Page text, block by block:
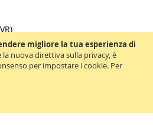
migliore la tua esperienza di
la nuova direttiva sulla privacy, è
per impostare i cookie. Per
Reca Italia. All rights reserved.